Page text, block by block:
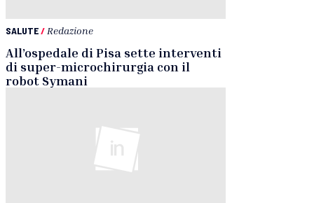
SALUTE/ Redazione
All’ospedale di Pisa sette interventi
di super-microchirurgia con il
robot Symani